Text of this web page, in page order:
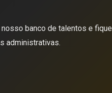
banco de talentos e fique
administrativas.